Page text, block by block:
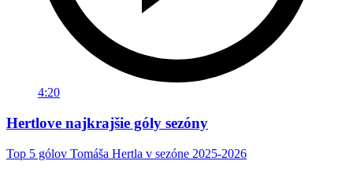
4:20
Hertlove najkrajšie góly sezóny
Top 5 gólov Tomáša Hertla v sezóne 2025-2026